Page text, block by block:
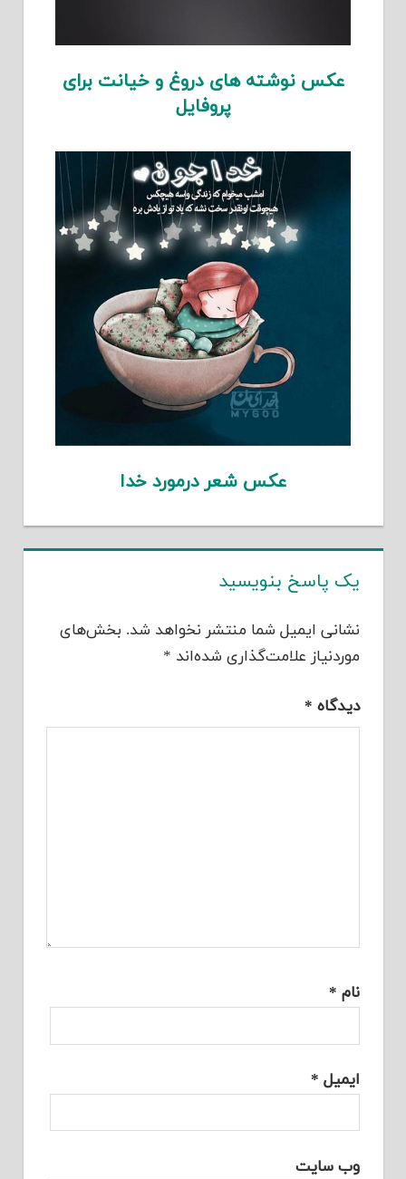
عکس نوشته های دروغ و خیانت برای
پروفایل
عکس شعر درمورد خدا
یک پاسخ بنویسید
نشانی ایمیل شما منتشر نخواهد شد. بخش‌های
موردنیاز علامت‌گذاری شده‌اند *
دیدگاه *
نام *
ایمیل *
وب‌ سایت